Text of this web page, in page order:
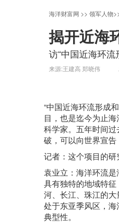
海洋财富网 >> 领军人物
揭开近海
访“中国近海环
来源:王建高 郑晓伟
“中国近海环流形成
目，也是迄今为止
科学家。五年时间
破，可以向世界宣告
记者：这个项目的
袁业立：海洋环流
具有独特的地域特
河、长江、珠江的
处于东亚季风区，
典型性。